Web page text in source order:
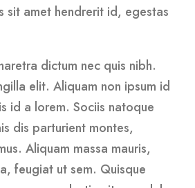
sit amet hendrerit id, egestas
dictum nec quis nibh.
elit. Aliquam non ipsum id
id a lorem. Sociis natoque
dis parturient montes,
Aliquam massa mauris,
feugiat ut sem. Quisque